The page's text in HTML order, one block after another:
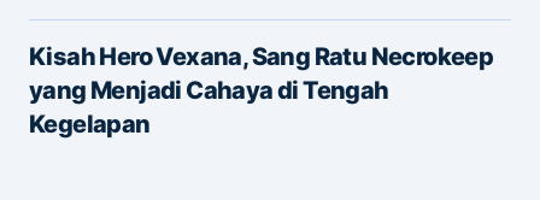
Save my name and e-mail in this browser for the
next time I comment.
Kisah Hero Vexana, Sang Ratu Necrokeep
yang Menjadi Cahaya di Tengah
Kegelapan